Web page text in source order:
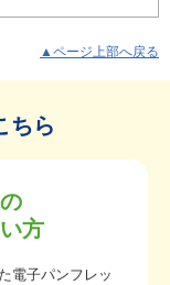
▲ページ上部へ戻る
ちら
方
電子パンフレッ